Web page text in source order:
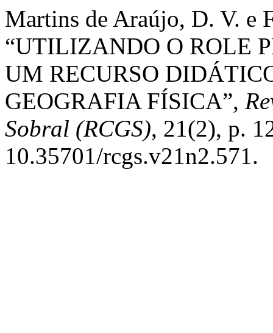
Martins de Araújo, D. V. e
“UTILIZANDO O ROLE
UM RECURSO
GEOGRAFIA FÍSICA”,
Sobral (RCGS), 21(2), p.
10.35701/rcgs.v21n2.571.